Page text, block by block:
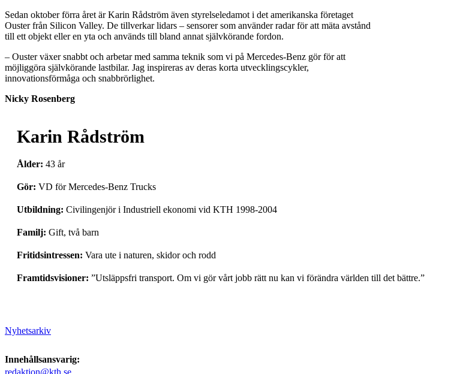
Sedan oktober förra året är Karin Rådström även styrelseledamot i det amerikanska företaget
Ouster från Silicon Valley. De tillverkar lidars – sensorer som använder radar för att mäta avstånd
till ett objekt eller en yta och används till bland annat självkörande fordon.
– Ouster växer snabbt och arbetar med samma teknik som vi på Mercedes-Benz gör för att
möjliggöra självkörande lastbilar. Jag inspireras av deras korta utvecklingscykler,
innovationsförmåga och snabbrörlighet.
Nicky Rosenberg
Karin Rådström
Ålder: 43 år
Gör: VD för Mercedes-Benz Trucks
Utbildning: Civilingenjör i Industriell ekonomi vid KTH 1998-2004
Familj: Gift, två barn
Fritidsintressen: Vara ute i naturen, skidor och rodd
Framtidsvisioner: ”Utsläppsfri transport. Om vi gör vårt jobb rätt nu kan vi förändra världen till det bättre.”
Nyhetsarkiv
Innehållsansvarig:
redaktion@kth.se